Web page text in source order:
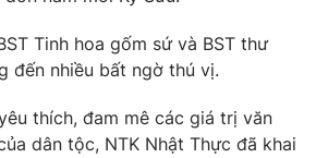
Tinh hoa gốm sứ và BST thư
đến nhiều bất ngờ thú vị.
thích, đam mê các giá trị văn
dân tộc, NTK Nhật Thực đã khai